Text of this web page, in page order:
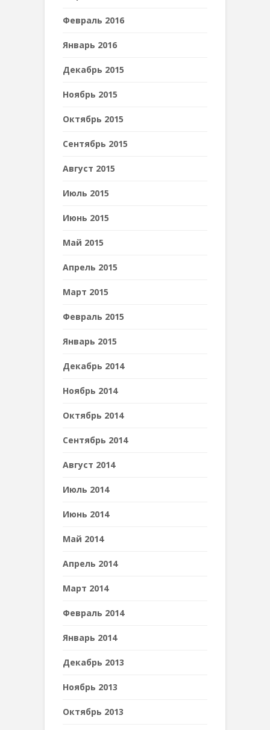
Февраль 2016
Январь 2016
Декабрь 2015
Ноябрь 2015
Октябрь 2015
Сентябрь 2015
Август 2015
Июль 2015
Июнь 2015
Май 2015
Апрель 2015
Март 2015
Февраль 2015
Январь 2015
Декабрь 2014
Ноябрь 2014
Октябрь 2014
Сентябрь 2014
Август 2014
Июль 2014
Июнь 2014
Май 2014
Апрель 2014
Март 2014
Февраль 2014
Январь 2014
Декабрь 2013
Ноябрь 2013
Октябрь 2013